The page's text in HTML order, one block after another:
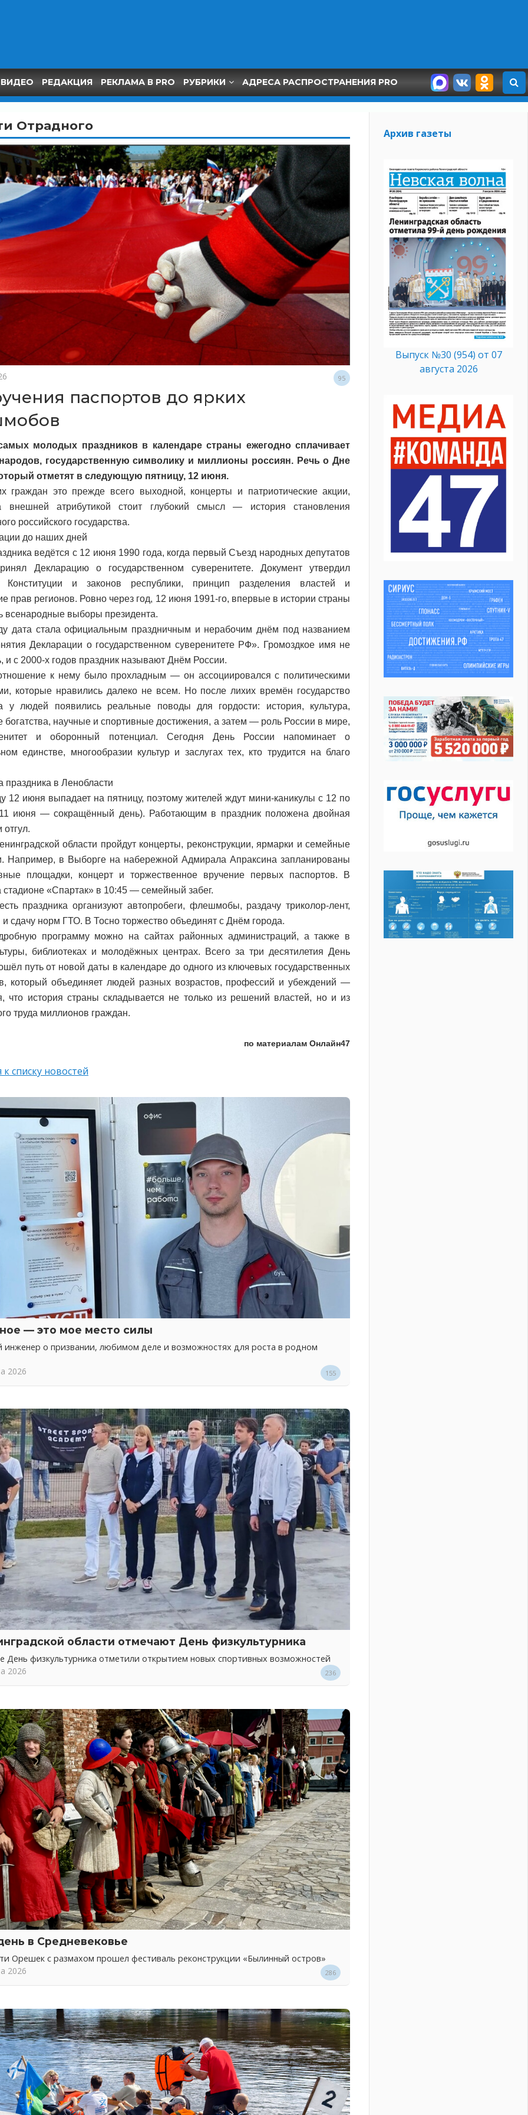
ВИДЕО РЕДАКЦИЯ РЕКЛАМА В PRO РУБРИКИ АДРЕСА РАСПРОСТРАНЕНИЯ PRO
Отрадного
95
паспортов до ярких
молодых праздников в календаре страны ежегодно сплачивает
государственную символику и миллионы россиян. Речь о Дне
отметят в следующую пятницу, 12 июня.
граждан это прежде всего выходной, концерты и патриотические акции,
внешней атрибутикой стоит глубокий смысл — история становления
российского государства.
до наших дней
ведётся с 12 июня 1990 года, когда первый Съезд народных депутатов
Декларацию о государственном суверенитете. Документ утвердил
Конституции и законов республики, принцип разделения властей и
прав регионов. Ровно через год, 12 июня 1991-го, впервые в истории страны
всенародные выборы президента.
дата стала официальным праздничным и нерабочим днём под названием
Декларации о государственном суверенитете РФ». Громоздкое имя не
и с 2000-х годов праздник называют Днём России.
к нему было прохладным — он ассоциировался с политическими
которые нравились далеко не всем. Но после лихих времён государство
у людей появились реальные поводы для гордости: история, культура,
богатства, научные и спортивные достижения, а затем — роль России в мире,
и оборонный потенциал. Сегодня День России напоминает о
единстве, многообразии культур и заслугах тех, кто трудится на благо
праздника в Ленобласти
12 июня выпадает на пятницу, поэтому жителей ждут мини-каникулы с 12 по
июня — сокращённый день). Работающим в праздник положена двойная
отгул.
области пройдут концерты, реконструкции, ярмарки и семейные
Например, в Выборге на набережной Адмирала Апраксина запланированы
площадки, концерт и торжественное вручение первых паспортов. В
стадионе «Спартак» в 10:45 — семейный забег.
праздника организуют автопробеги, флешмобы, раздачу триколор-лент,
и сдачу норм ГТО. В Тосно торжество объединят с Днём города.
программу можно на сайтах районных администраций, а также в
библиотеках и молодёжных центрах. Всего за три десятилетия День
путь от новой даты в календаре до одного из ключевых государственных
который объединяет людей разных возрастов, профессий и убеждений —
что история страны складывается не только из решений властей, но и из
труда миллионов граждан.
по материалам Онлайн47
к списку новостей
— это мое место силы
о призвании, любимом деле и возможностях для роста в родном
2026
155
области отмечают День физкультурника
День физкультурника отметили открытием новых спортивных возможностей
2026
236
в Средневековье
Орешек с размахом прошел фестиваль реконструкции «Былинный остров»
2026
286
Архив газеты
Выпуск №30 (954) от 07
августа 2026